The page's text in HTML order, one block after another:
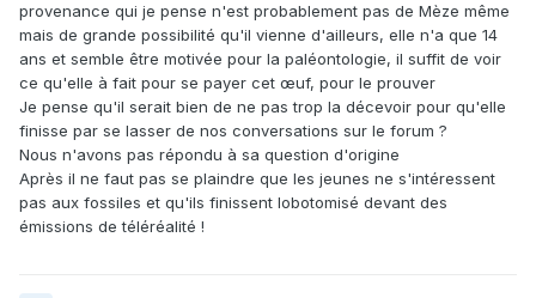
provenance qui je pense n'est probablement pas de Mèze même
mais de grande possibilité qu'il vienne d'ailleurs, elle n'a que 14
ans et semble être motivée pour la paléontologie, il suffit de voir
ce qu'elle à fait pour se payer cet œuf, pour le prouver
Je pense qu'il serait bien de ne pas trop la décevoir pour qu'elle
finisse par se lasser de nos conversations sur le forum ?
Nous n'avons pas répondu à sa question d'origine
Après il ne faut pas se plaindre que les jeunes ne s'intéressent
pas aux fossiles et qu'ils finissent lobotomisé devant des
émissions de téléréalité !